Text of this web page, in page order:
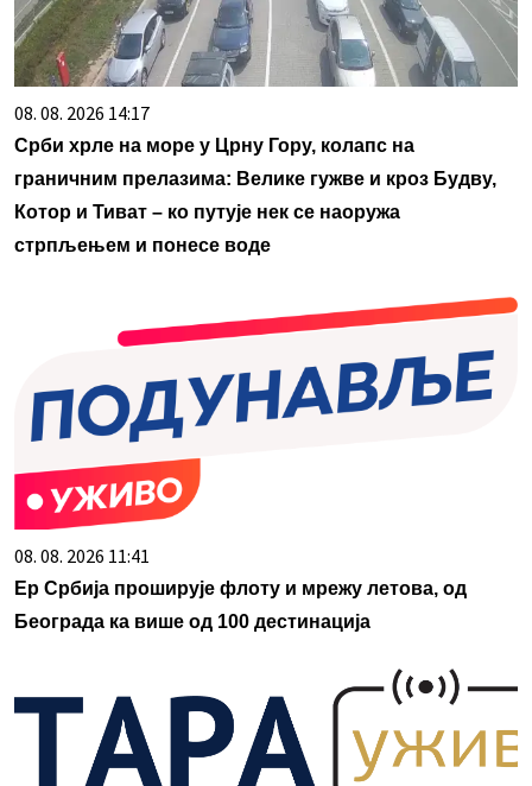
08. 08. 2026 14:17
Срби хрле на море у Црну Гору, колапс на
граничним прелазима: Велике гужве и кроз Будву,
Котор и Тиват – ко путује нек се наоружа
стрпљењем и понесе воде
08. 08. 2026 11:41
Ер Србија проширује флоту и мрежу летова, од
Београда ка више од 100 дестинација